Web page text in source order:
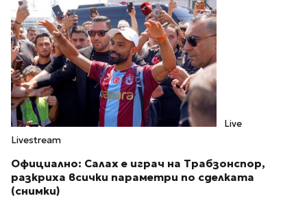
Live
Livestream
Официално: Салах е играч на Трабзонспор,
разкриха всички параметри по сделката
(снимки)